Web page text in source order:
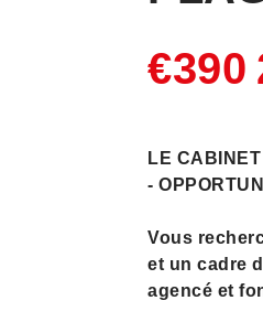
€390
LE
-
Vous
et un cadre
agencé et